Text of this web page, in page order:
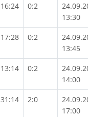
16:24 0:2
13:30
17:28 0:2
13:45
13:14 0:2
14:00
31:14 2:0
17:00